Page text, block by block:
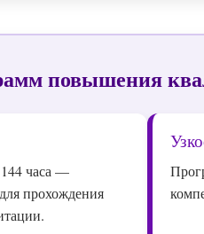
повышения
часа —
прохождения